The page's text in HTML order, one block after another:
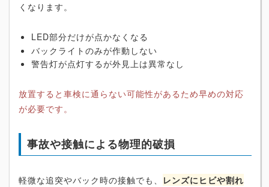
くなります。
LED部分だけが点かなくなる
バックライトのみが作動しない
警告灯が点灯するが外見上は異常なし
放置すると車検に通らない可能性があるため早めの対応
が必要です。
事故や接触による物理的破損
軽微な追突やバック時の接触でも、 レンズにヒビや割れ